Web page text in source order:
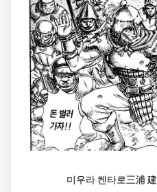
미우라 켄타로三浦